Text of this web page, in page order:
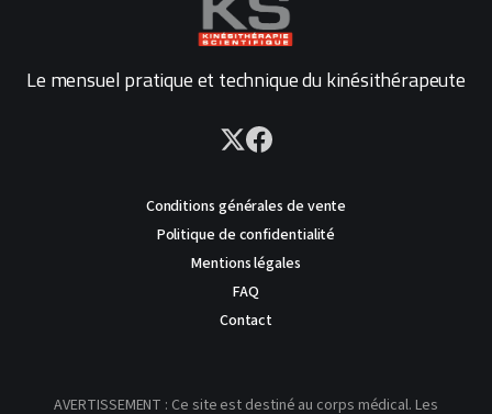
Le mensuel pratique et technique du kinésithérapeute
Conditions générales de vente
Politique de confidentialité
Mentions légales
FAQ
Contact
AVERTISSEMENT : Ce site est destiné au corps médical. Les